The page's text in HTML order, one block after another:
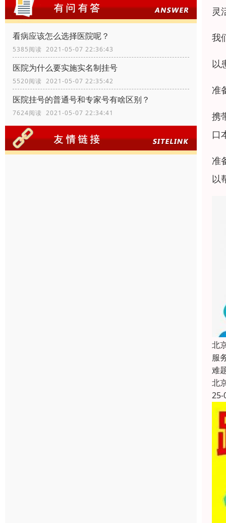
看病应该怎么选择医院呢？
5385阅读 2021-05-07 22:36:43
医院为什么要实施实名制挂号
5520阅读 2021-05-07 22:35:42
医院挂号的普通号和专家号有啥区别？
7624阅读 2021-05-07 22:34:41
灵
我
以
准
携
口
准
以
北
服
难
北
25-